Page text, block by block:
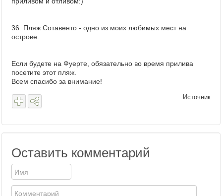
36. Пляж Сотавенто - одно из моих любимых мест на
острове.
Если будете на Фуерте, обязательно во время прилива
посетите этот пляж.
Всем спасибо за внимание!
Источник
Оставить комментарий